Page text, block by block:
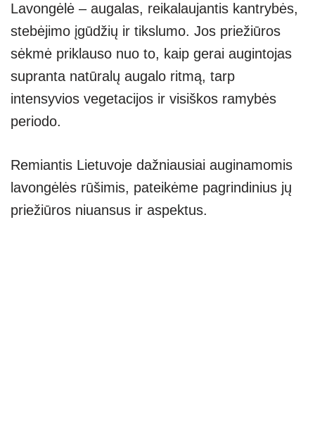
Lavongėlė – augalas, reikalaujantis kantrybės,
stebėjimo įgūdžių ir tikslumo. Jos priežiūros
sėkmė priklauso nuo to, kaip gerai augintojas
supranta natūralų augalo ritmą, tarp
intensyvios vegetacijos ir visiškos ramybės
periodo.
Remiantis Lietuvoje dažniausiai auginamomis
lavongėlės rūšimis, pateikėme pagrindinius jų
priežiūros niuansus ir aspektus.